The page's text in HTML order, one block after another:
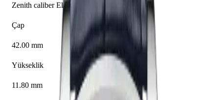
Zenith caliber El Primero 4069
Çap
42.00 mm
Yükseklik
11.80 mm